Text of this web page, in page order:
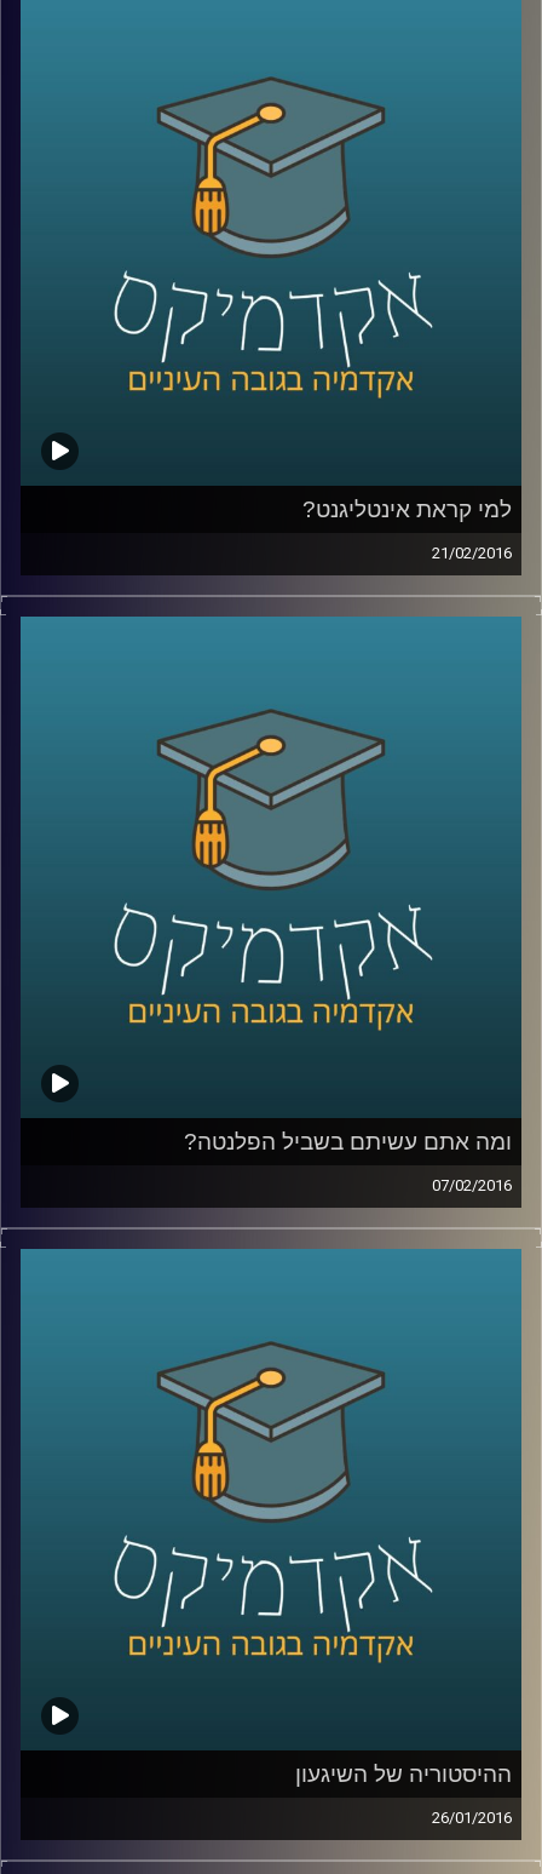
אפשר לעשות עם זה? דוקטור שרית סמילה-סנד
חוקרת פילוסופיה של מוסר, ושואלת שאלות
מוסריות הקשורות בהשפעתה של תחושת
האמפתיה בין בני האדם וביכולתה לשפר את
היחסים בין אדם לחברו. העיסוק הפילוסופי הופך
.
קרדיט תמונות:AudioVersity
למי קראת אינטליגנט?
21/02/2016
דוקטור הדס אראל חוקרת אינטליגנציה – מהי?
שאולי קשה לקבל ולהודות בו: כל דור חכם
מקודמו. מצד שני, המבחנים לא השתנו כבר
הרבה מאוד שנים, ויתכן והמדדים שלהם איבדו
משהו מהרלוונטיות שלהם. בואו ללמוד על
קרדיט תמונות: AudioVersity
ומה אתם עשיתם בשביל הפלנטה?
07/02/2016
פרופסור אורי מרינוב מביא איתו רוח אופטימית
ישראל: משאב המים והים בה והשינויים בתחום
התחבורה הציבורית. אל תשבו שלובי רגליים –
התחילו לפעול למען כדור ארץ קריר יותר,
שמסוגל לשרוד את התרבות הטכנולוגית שלנו
AudioVersity
ההיסטוריה של השיגעון
26/01/2016
דוקטור נועה אלבלדה מספרת על מחלת